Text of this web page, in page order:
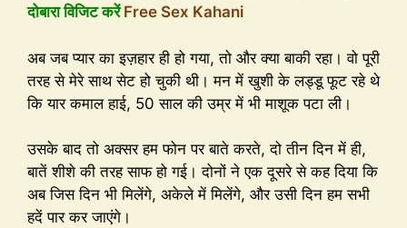
दोबारा विजिट करेंFree Sex Kahani
अब जब प्यार का इज़हार ही हो गया, तो और क्या बाकी रहा। वो पूरी
तरह से मेरे साथ सेट हो चुकी थी। मन में खुशी के लड्डू फूट रहे थे
कि यार कमाल हाई, 50 साल की उम्र में भी माशूक पटा ली।
उसके बाद तो अक्सर हम फोन पर बाते करते, दो तीन दिन में ही,
बातें शीशे की तरह साफ हो गई। दोनों ने एक दूसरे से कह दिया कि
अब जिस दिन भी मिलेंगे, अकेले में मिलेंगे, और उसी दिन हम सभी
हदें पार कर जाएंगे।